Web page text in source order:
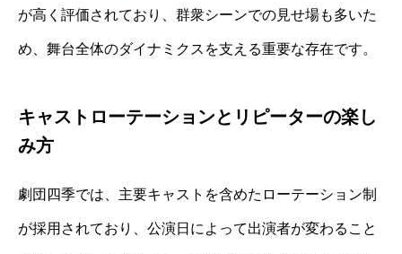
が高く評価されており、群衆シーンでの見せ場も多いた
め、舞台全体のダイナミクスを支える重要な存在です。
キャストローテーションとリピーターの楽し
み方
劇団四季では、主要キャストを含めたローテーション制
が採用されており、公演日によって出演者が変わること